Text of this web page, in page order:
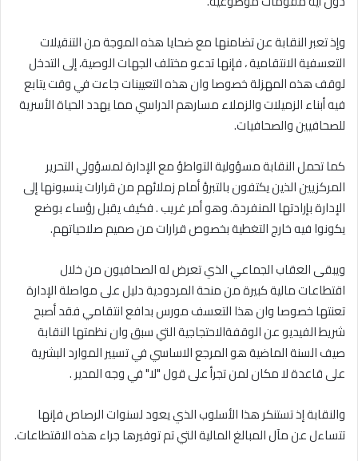
وإذ تعبر النقابة عن تضامنها مع ضحايا هذه الموجة من التنقيلات
التعسفية الانتقامية ، فإنها تدعو مختلف الجهات الوصية، إلى التدخل
لوقف هذه المهزلة خصوصا وان هذه التعيينات جاءت في وقت يتابع
فيه أبناء الزميلات والزملاء مسارهم الدراسي مما يهدد الحياة الأسرية
للصحافيين والصحافيات.
كما تحمل النقابة مسؤولية التواطؤ مع الإدارة لمسؤولي التحرير
المركزيين الذين يكتفون بالتبرؤ أمام زملائهم من قرارات ينسبونها إلى
الإدارة بإرادتها المنفردة. وهو أمر غريب . فكيف يقبل رؤساء بوضع
يكونوا فيه خارج التغطية بخصوص قرارات من صميم صلاحياتهم.
ويبقى العقاب الجماعي الذي تعرض له الصحافيون من خلال
اقتطاعات مالية كبيرة من منحة المردودية دليل على مواصلة الإدارة
تعنتها خصوصا وان هذا التعسف مورس بدافع انتقامي فقد أصبح
شريط الفيديو عن الوقفةالاحتجاجية التي سبق وان نظمتها النقابة
صيف السنة الماضية هو المرجع الاساسي في تسيير الموارد البشرية
على قاعدة لا مكان لمن تجرأ على قول "لا" في وجه المدير .
والنقابة إذ تستنكر هذا الأسلوب الذي يعود لسنوات الرصاص فإنها
تتساءل عن مآل المبالغ المالية التي تم توفيرها جراء هذه الاقتطاعات.